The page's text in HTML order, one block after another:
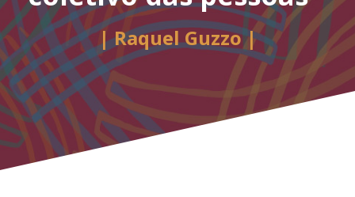
| Raquel Guzzo |